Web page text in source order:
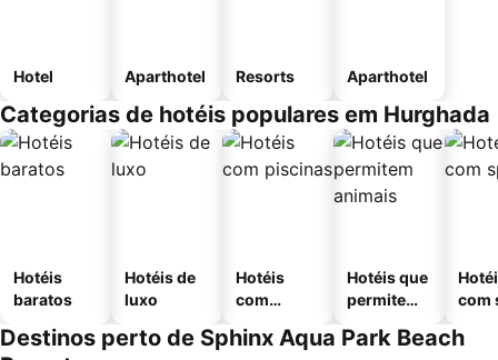
Hotel Aparthotel Resorts Aparthotel
Categorias de hotéis populares em Hurghada
Hotéis
baratos
Hotéis de
luxo
Hotéis
com
Hotéis que
permitem
com
Destinos perto de Sphinx Aqua Park Beach